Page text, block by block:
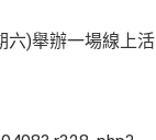
六)舉辦一場線上活